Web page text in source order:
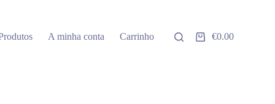
A minha conta Carrinho
Carrinho
€0.00